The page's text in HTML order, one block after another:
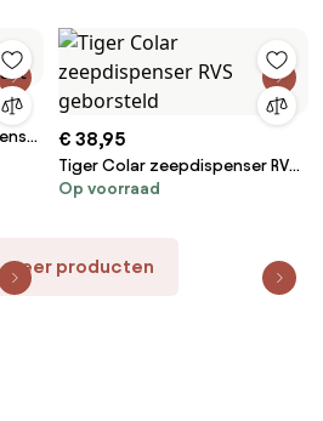
€ 38,95
Tiger Colar zeepdispenser RVS
geborsteld
Op voorraad
meer producten